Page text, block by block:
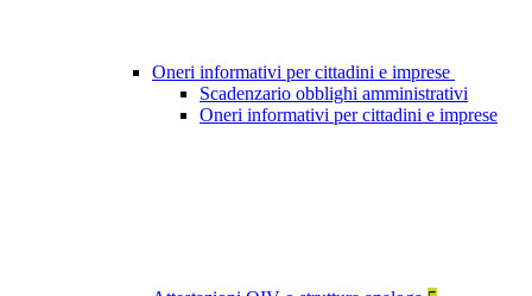
Oneri informativi per cittadini e imprese
Scadenzario obblighi amministrativi
Oneri informativi per cittadini e imprese